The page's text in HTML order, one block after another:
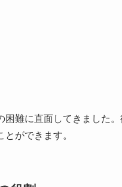
難に直面してきました
ができます。